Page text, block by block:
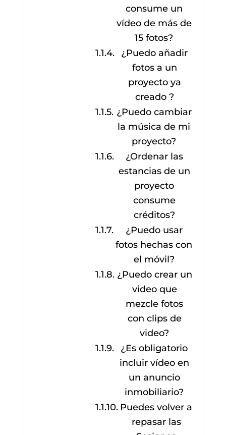
consume un
vídeo de más de
15 fotos?
¿Puedo añadir
fotos a un
proyecto ya
creado ?
¿Puedo cambiar
la música de mi
proyecto?
¿Ordenar las
estancias de un
proyecto
consume
créditos?
¿Puedo usar
fotos hechas con
el móvil?
¿Puedo crear un
video que
mezcle fotos
con clips de
video?
¿Es obligatorio
incluir vídeo en
un anuncio
inmobiliario?
Puedes volver a
repasar las